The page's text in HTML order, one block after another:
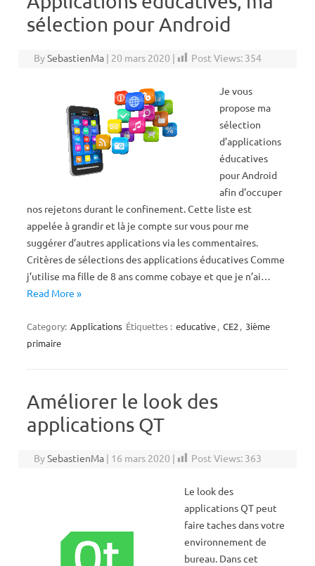
sélection pour Android
BySebastienMa | 20 mars 2020 | Post Views: 354
Je vous
propose ma
sélection
d’applications
éducatives
pour Android
afin d’occuper
nos rejetons durant le confinement. Cette liste est
appelée à grandir et là je compte sur vous pour me
suggérer d’autres applications via les commentaires.
Critères de sélections des applications éducatives Comme
j’utilise ma fille de 8 ans comme cobaye et que je n’ai…
Read More »
Category: Applications Étiquettes : educative, CE2 , 3ième
primaire
Améliorer le look des
applications QT
BySebastienMa | 16 mars 2020 | Post Views: 363
Le look des
applications QT peut
faire taches dans votre
environnement de
bureau. Dans cet